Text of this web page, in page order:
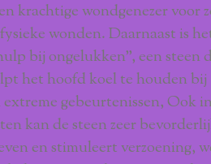
krachtige wondgenezer voor
wonden. Daarnaast is
bij ongelukken”, een steen
het hoofd koel te houden bij
gebeurtenissen, Ook
kan de steen zeer
en stimuleert verzoening,